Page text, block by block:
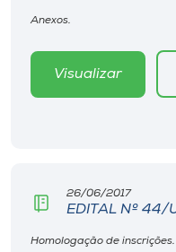
o idioma
Anexos.
Visualizar
26/06/2017
EDITAL Nº 44/
Homologação de inscrições.